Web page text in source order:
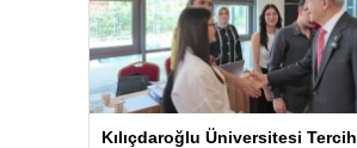
Kılıçdaroğlu Üniversitesi Tercih